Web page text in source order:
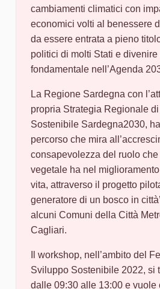
cambiamenti climatici con
economici volti al benessere
da essere entrata a pieno
politici di molti Stati e divenire
fondamentale nell’Agenda
La Regione Sardegna con
propria Strategia Regionale
Sostenibile Sardegna2030,
percorso che mira
consapevolezza del ruolo
vegetale ha nel
vita, attraverso il progetto
generatore di un bosco in
alcuni Comuni della Città
Cagliari.
Il workshop, nell’ambito del
Sviluppo Sostenibile 2022, si
dalle 09:30 alle 13:00 e vuole